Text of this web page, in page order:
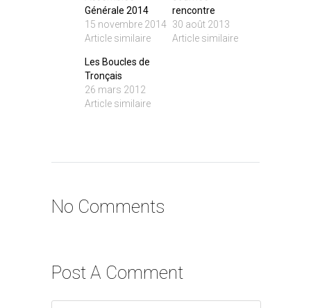
Générale 2014
15 novembre 2014
Article similaire
rencontre
30 août 2013
Article similaire
Les Boucles de
Tronçais
26 mars 2012
Article similaire
No Comments
Post A Comment